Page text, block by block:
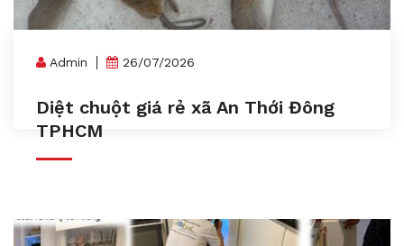
Admin 26/07/2026
Diệt chuột giá rẻ xã An Thới Đông
TPHCM